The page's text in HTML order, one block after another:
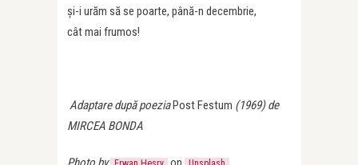
și-i urăm să se poarte, până-n decembrie,
cât mai frumos!
Adaptare după poezia Post Festum (1969) de
MIRCEA BONDA